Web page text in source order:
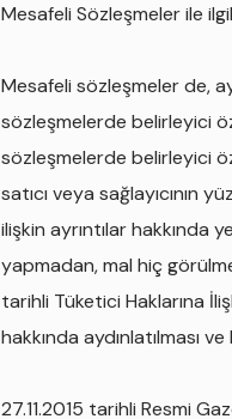
Mesafeli Sözleşmeler ile
Mesafeli sözleşmeler de,
sözleşmelerde belirleyici
sözleşmelerde belirleyici
satıcı veya
ilişkin ayrıntılar hakkında
yapmadan, mal hiç
tarihli Tüketici Haklarına
hakkında aydınlatılması
27.11.2015 tarihli Resmi